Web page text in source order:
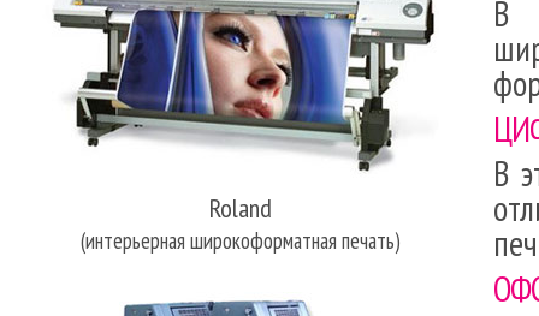
Roland
(интерьерная широкоформатная печать)
В
В